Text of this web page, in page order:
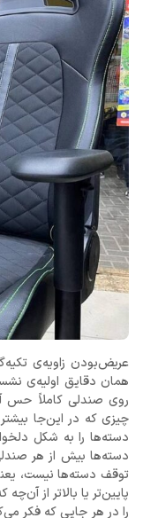
عریض‌بودن زاویه‌ی
همان دقایق اولیه‌ی
روی صندلی کاملاً حس
چیزی که در این‌جا
دسته‌ها را به شکل
دسته‌ها بیش از هر
توقف دسته‌ها نیست،
پایین‌تر یا بالاتر از
را در هر جایی که فکر